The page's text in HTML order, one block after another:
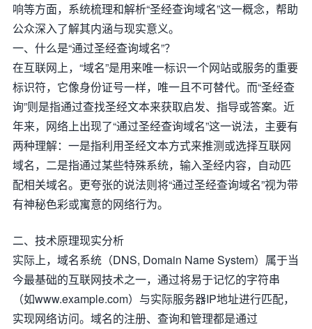
响等方面，系统梳理和解析“圣经查询域名”这一概念，帮助
公众深入了解其内涵与现实意义。
一、什么是“通过圣经查询域名”？
在互联网上，“域名”是用来唯一标识一个网站或服务的重要
标识符，它像身份证号一样，唯一且不可替代。而“圣经查
询”则是指通过查找圣经文本来获取启发、指导或答案。近
年来，网络上出现了“通过圣经查询域名”这一说法，主要有
两种理解：一是指利用圣经文本方式来推测或选择互联网
域名，二是指通过某些特殊系统，输入圣经内容，自动匹
配相关域名。更夸张的说法则将“通过圣经查询域名”视为带
有神秘色彩或寓意的网络行为。
二、技术原理现实分析
实际上，域名系统（DNS, Domain Name System）属于当
今最基础的互联网技术之一，通过将易于记忆的字符串
（如www.example.com）与实际服务器IP地址进行匹配，
实现网络访问。域名的注册、查询和管理都是通过